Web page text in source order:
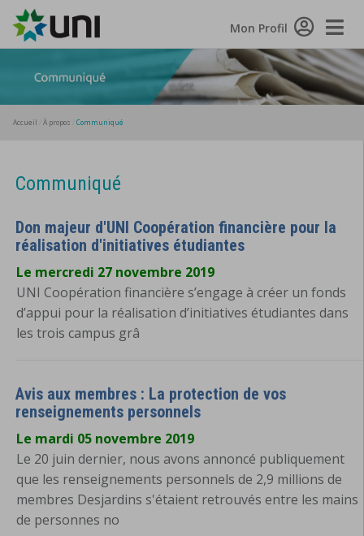
Toggle
Mon Profil
Accueil À propos Communiqué
Communiqué
Don majeur d'UNI Coopération financière pour la
réalisation d'initiatives étudiantes
Le mercredi 27 novembre 2019
UNI Coopération financière s’engage à créer un fonds
d’appui pour la réalisation d’initiatives étudiantes dans
les trois campus grâ
Avis aux membres : La protection de vos
renseignements personnels
Le mardi 05 novembre 2019
Le 20 juin dernier, nous avons annoncé publiquement
que les renseignements personnels de 2,9 millions de
membres Desjardins s'étaient retrouvés entre les mains
de personnes no